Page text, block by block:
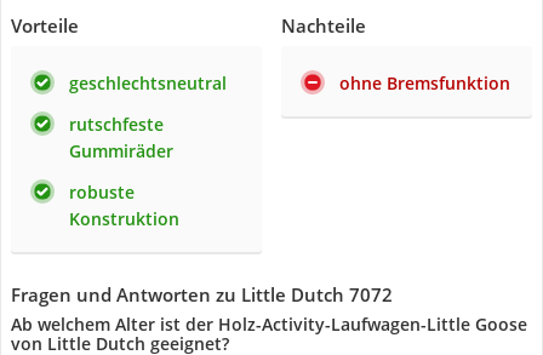
Vorteile
geschlechtsneutral
rutschfeste
Gummiräder
robuste
Konstruktion
Nachteile
ohne Bremsfunktion
Fragen und Antworten zu Little Dutch 7072
Ab welchem Alter ist der Holz-Activity-Laufwagen-Little Goose
von Little Dutch geeignet?